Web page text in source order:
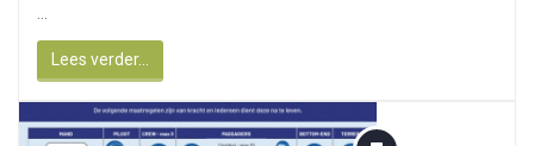
Lees verder...